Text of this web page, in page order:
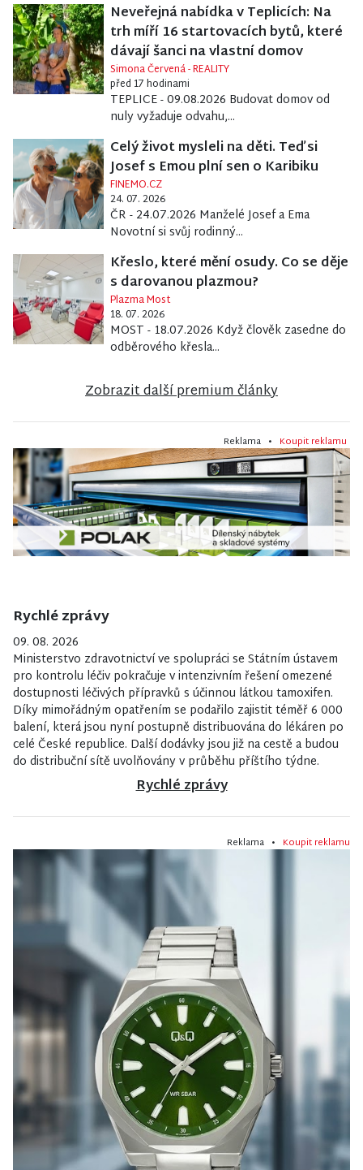
Neveřejná nabídka v Teplicích: Na
trh míří 16 startovacích bytů, které
dávají šanci na vlastní domov
Simona Červená - REALITY
před 17 hodinami
TEPLICE - 09.08.2026 Budovat domov od
nuly vyžaduje odvahu,...
Celý život mysleli na děti. Teď si
Josef s Emou plní sen o Karibiku
FINEMO.CZ
24. 07. 2026
ČR - 24.07.2026 Manželé Josef a Ema
Novotní si svůj rodinný...
Křeslo, které mění osudy. Co se děje
s darovanou plazmou?
Plazma Most
18. 07. 2026
MOST - 18.07.2026 Když člověk zasedne do
odběrového křesla...
Zobrazit další premium články
Reklama • Koupit reklamu
Rychlé zprávy
09. 08. 2026
Ministerstvo zdravotnictví ve spolupráci se Státním ústavem
pro kontrolu léčiv pokračuje v intenzivním řešení omezené
dostupnosti léčivých přípravků s účinnou látkou tamoxifen.
Díky mimořádným opatřením se podařilo zajistit téměř 6 000
balení, která jsou nyní postupně distribuována do lékáren po
celé České republice. Další dodávky jsou již na cestě a budou
do distribuční sítě uvolňovány v průběhu příštího týdne.
Rychlé zprávy
Reklama • Koupit reklamu